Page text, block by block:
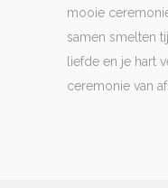
mooie
samen smelten
liefde en je hart
ceremonie van